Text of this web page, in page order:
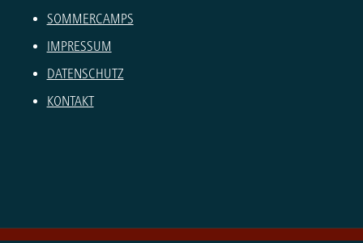
SOMMERCAMPS
IMPRESSUM
DATENSCHUTZ
KONTAKT